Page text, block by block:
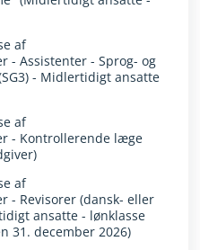
af
- Assistenter - Sprog- og
- Midlertidigt ansatte
af
- Kontrollerende læge
af
- Revisorer (dansk- eller
ansatte - lønklasse
31. december 2026)